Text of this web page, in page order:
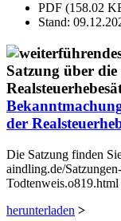
PDF (158.02
Stand:
der
Die Satzung finden
aindling.de/
Todtenweis.o819.html
herunterladen >